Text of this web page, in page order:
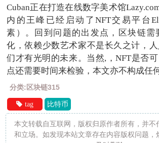
Cuban正在打造在线数字美术馆
内的王峰已经启动了NFT交易平台
素）。回到问题的出发点，区块链需
化，依赖少数艺术家不是长久之计，
们才有光明的未来。当然,，NFT是否
点还需要时间来检验，本文亦不构成任
分类:区块链315
tag 比特币
本文转载自互联网，版权归原作者所有，并不
和立场。如发现本站文章存在内容版权问题，